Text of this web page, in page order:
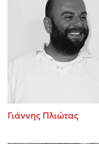
Γιάννης Πλιώτας